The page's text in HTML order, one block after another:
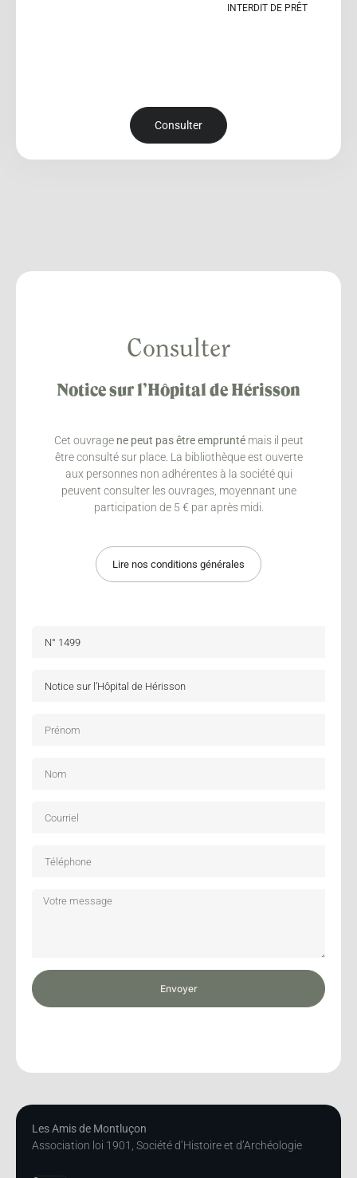
INTERDIT DE PRÊT
Consulter
Consulter
Notice sur l’Hôpital de Hérisson
Cet ouvrage ne peut pas être empruntémais il peut
être consulté sur place. La bibliothèque est ouverte
aux personnes non adhérentes à la société qui
peuvent consulter les ouvrages, moyennant une
participation de 5 € par après midi.
Lire nos conditions générales
Envoyer
Les Amis de Montluçon
Association loi 1901, Société d’Histoire et d’Archéologie